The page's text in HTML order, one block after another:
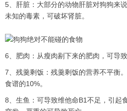
5、肝脏：大部分的动物肝脏对狗狗来
未知的毒素，可破坏肾脏。
6、肥肉：从瘦肉剔下来的肥肉，可导致
7、残羹剩饭：残羹剩饭的营养不平衡
食谱的10%。
8、生鱼：可导致维他命B1不足，引起